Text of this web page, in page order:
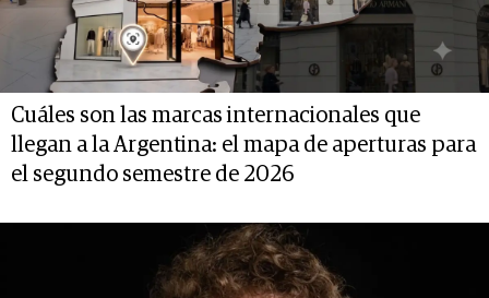
Cuáles son las marcas internacionales que
llegan a la Argentina: el mapa de aperturas para
el segundo semestre de 2026